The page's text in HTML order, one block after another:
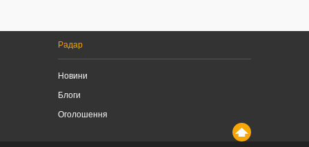
Радар
Новини
Блоги
Оголошення